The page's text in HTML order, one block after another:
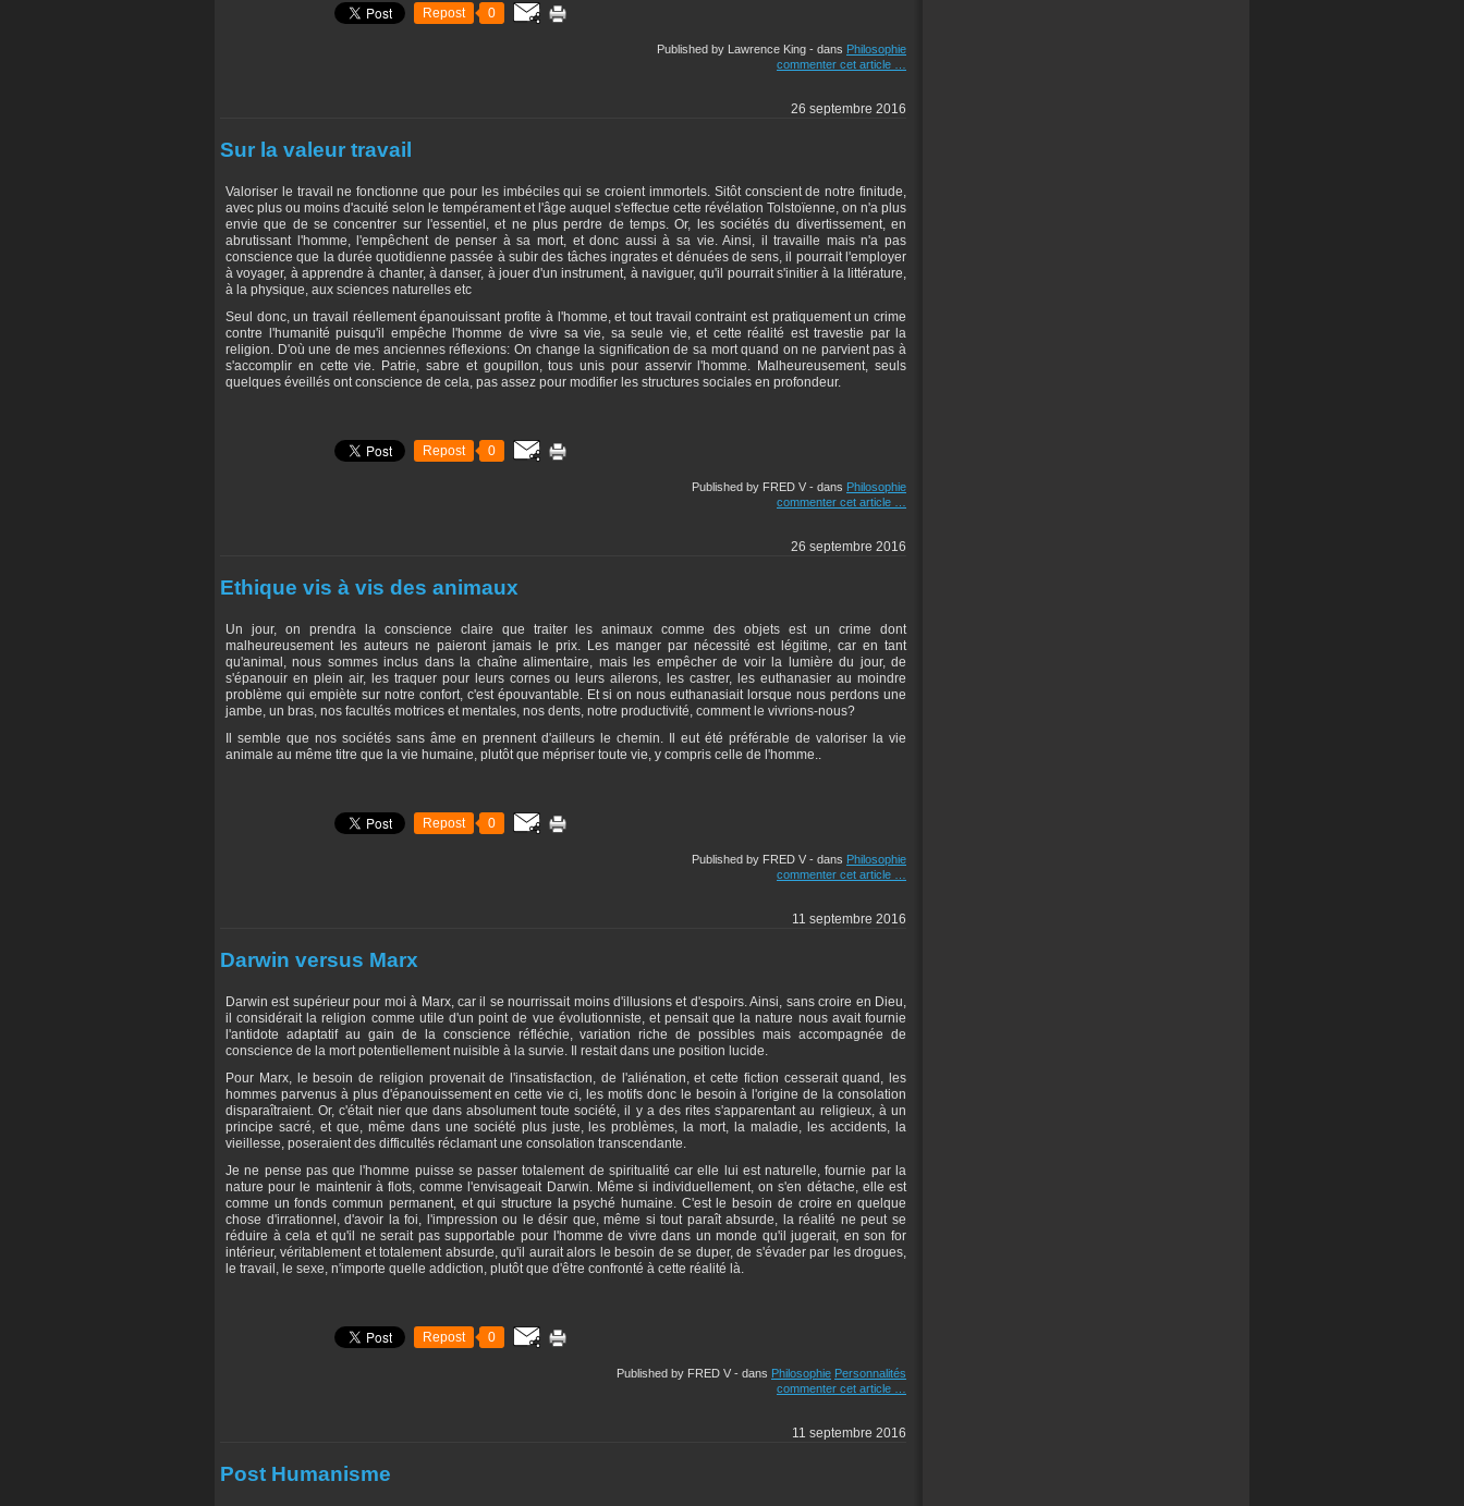
Repost 0
Published by Lawrence King - dans Philosophie
commenter cet article
26 septembre 2016
Sur la valeur travail
Valoriser le travail ne fonctionne que pour les imbéciles qui se croient immortels. Sitôt conscient de notre finitude,
avec plus ou moins d'acuité selon le tempérament et l'âge auquel s'effectue cette révélation Tolstoïenne, on n'a plus
envie que de se concentrer sur l'essentiel, et ne plus perdre de temps. Or, les sociétés du divertissement, en
abrutissant l'homme, l'empêchent de penser à sa mort, et donc aussi à sa vie. Ainsi, il travaille mais n'a pas
conscience que la durée quotidienne passée à subir des tâches ingrates et dénuées de sens, il pourrait l'employer
à voyager, à apprendre à chanter, à danser, à jouer d'un instrument, à naviguer, qu'il pourrait s'initier à la littérature,
à la physique, aux sciences naturelles etc
Seul donc, un travail réellement épanouissant profite à l'homme, et tout travail contraint est pratiquement un crime
contre l'humanité puisqu'il empêche l'homme de vivre sa vie, sa seule vie, et cette réalité est travestie par la
religion. D'où une de mes anciennes réflexions: On change la signification de sa mort quand on ne parvient pas à
s'accomplir en cette vie. Patrie, sabre et goupillon, tous unis pour asservir l'homme. Malheureusement, seuls
quelques éveillés ont conscience de cela, pas assez pour modifier les structures sociales en profondeur.
Repost 0
Published by FRED V - dans Philosophie
commenter cet article
26 septembre 2016
Ethique vis à vis des animaux
Un jour, on prendra la conscience claire que traiter les animaux comme des objets est un crime dont
malheureusement les auteurs ne paieront jamais le prix. Les manger par nécessité est légitime, car en tant
qu'animal, nous sommes inclus dans la chaîne alimentaire, mais les empêcher de voir la lumière du jour, de
s'épanouir en plein air, les traquer pour leurs cornes ou leurs ailerons, les castrer, les euthanasier au moindre
problème qui empiète sur notre confort, c'est épouvantable. Et si on nous euthanasiait lorsque nous perdons une
jambe, un bras, nos facultés motrices et mentales, nos dents, notre productivité, comment le vivrions-nous?
Il semble que nos sociétés sans âme en prennent d'ailleurs le chemin. Il eut été préférable de valoriser la vie
animale au même titre que la vie humaine, plutôt que mépriser toute vie, y compris celle de l'homme..
Repost 0
Published by FRED V - dans Philosophie
commenter cet article
11 septembre 2016
Darwin versus Marx
Darwin est supérieur pour moi à Marx, car il se nourrissait moins d'illusions et d'espoirs. Ainsi, sans croire en Dieu,
il considérait la religion comme utile d'un point de vue évolutionniste, et pensait que la nature nous avait fournie
l'antidote adaptatif au gain de la conscience réfléchie, variation riche de possibles mais accompagnée de
conscience de la mort potentiellement nuisible à la survie. Il restait dans une position lucide.
Pour Marx, le besoin de religion provenait de l'insatisfaction, de l'aliénation, et cette fiction cesserait quand, les
hommes parvenus à plus d'épanouissement en cette vie ci, les motifs donc le besoin à l'origine de la consolation
disparaîtraient. Or, c'était nier que dans absolument toute société, il y a des rites s'apparentant au religieux, à un
principe sacré, et que, même dans une société plus juste, les problèmes, la mort, la maladie, les accidents, la
vieillesse, poseraient des difficultés réclamant une consolation transcendante.
Je ne pense pas que l'homme puisse se passer totalement de spiritualité car elle lui est naturelle, fournie par la
nature pour le maintenir à flots, comme l'envisageait Darwin. Même si individuellement, on s'en détache, elle est
comme un fonds commun permanent, et qui structure la psyché humaine. C'est le besoin de croire en quelque
chose d'irrationnel, d'avoir la foi, l'impression ou le désir que, même si tout paraît absurde, la réalité ne peut se
réduire à cela et qu'il ne serait pas supportable pour l'homme de vivre dans un monde qu'il jugerait, en son for
intérieur, véritablement et totalement absurde, qu'il aurait alors le besoin de se duper, de s'évader par les drogues,
le travail, le sexe, n'importe quelle addiction, plutôt que d'être confronté à cette réalité là.
Repost 0
Published by FRED V - dans Philosophie Personnalités
commenter cet article
11 septembre 2016
Post Humanisme